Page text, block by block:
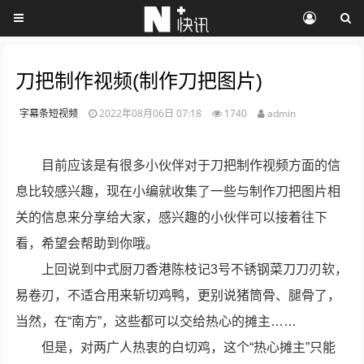
刀把制作视频(制作刀把图片)
字幕条短视频 2022年08月06日 07:18 1740 admin
目前应该是有很多小伙伴对于刀把制作视频方面的信
息比较感兴趣，现在小编就收集了一些与制作刀把图片相
关的信息来分享给大家，感兴趣的小伙伴可以接着往下
看，希望会帮助到你哦。
上回说到中式厨刀香港陈枝记3号不锈钢菜刀刀刃软，
易卷刃，不适合用来斩切鸡鸭，更别说猪筒骨、腿骨了，
当然，在“南方”，这些都可以交给热心的摊主……
但是，对两广人热衷的白切鸡，这个“热心摊主”只能